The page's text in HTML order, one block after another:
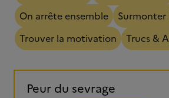
On arrête ensemble
Trouver la motivation
Trucs &
Peur du sevrage